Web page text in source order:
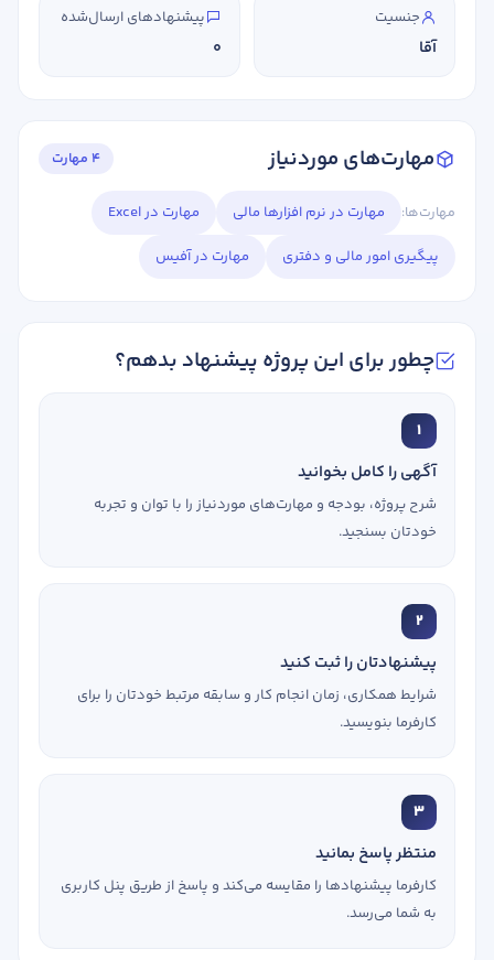
جنسیت
آقا
پیشنهادهای ارسال‌شده
0
مهارت‌های موردنیاز 4 مهارت
مهارت‌ها: مهارت در نرم افزارها مالی
مهارت در Excel
پیگیری امور مالی و دفتری
مهارت در آفیس
چطور برای این پروژه پیشنهاد بدهم؟
1
آگهی را کامل بخوانید
شرح پروژه، بودجه و مهارت‌های موردنیاز را با توان و تجربه
خودتان بسنجید.
2
پیشنهادتان را ثبت کنید
شرایط همکاری، زمان انجام کار و سابقه مرتبط خودتان را برای
کارفرما بنویسید.
3
منتظر پاسخ بمانید
کارفرما پیشنهادها را مقایسه می‌کند و پاسخ از طریق پنل کاربری
به شما می‌رسد.